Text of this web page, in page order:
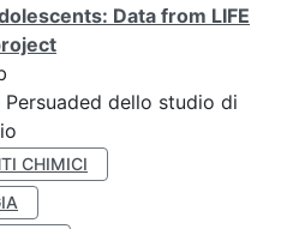
Data from LIFE
dello studio di
CHIMICI